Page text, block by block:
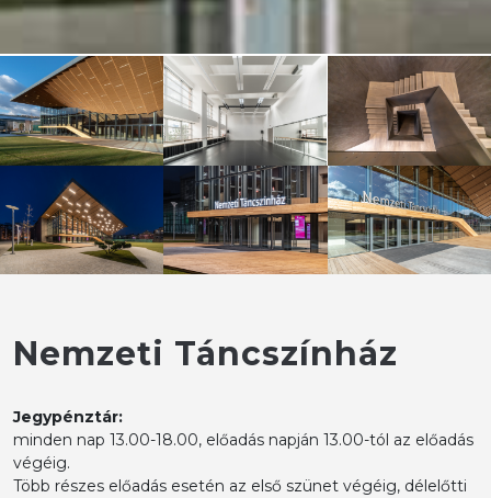
Nemzeti Táncszínház
Jegypénztár:
minden nap 13.00-18.00, előadás napján 13.00-tól az előadás
végéig.
Több részes előadás esetén az első szünet végéig, délelőtti